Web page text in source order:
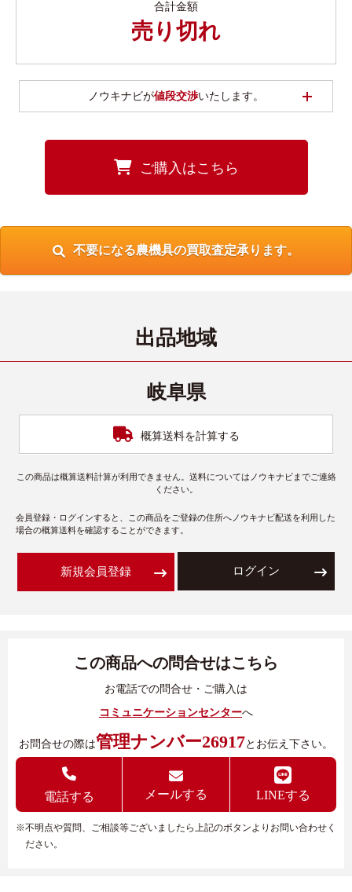
合計金額
売り切れ
ノウキナビが値段交渉いたします。
ご購入はこちら
不要になる農機具の買取査定承ります。
出品地域
岐阜県
概算送料を計算する
この商品は概算送料計算が利用できません。送料についてはノウキナビまでご連絡
ください。
会員登録・ログインすると、この商品をご登録の住所へノウキナビ配送を利用した
場合の概算送料を確認することができます。
新規会員登録 ログイン
この商品への問合せはこちら
お電話での問合せ・ご購入は
コミュニケーションセンターへ
お問合せの際は管理ナンバー26917とお伝え下さい。
電話する メールする LINEする
※不明点や質問、ご相談等ございましたら上記のボタンよりお問い合わせく
ださい。